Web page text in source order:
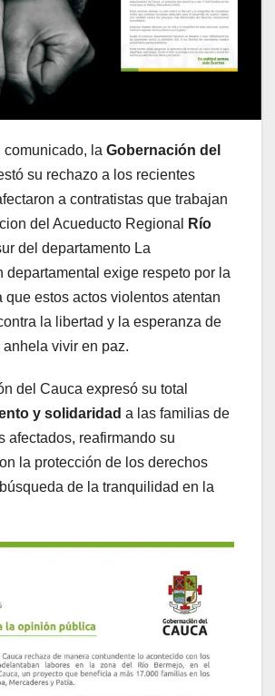
comunicado, la Gobernación del
su rechazo a los recientes
a contratistas que trabajan
del Acueducto Regional
Río
del departamento La
departamental exige respeto por la
que estos actos violentos atentan
la libertad y la esperanza de
vivir en paz.
del Cauca expresó su total
y solidaridad a las familias de
afectados, reafirmando su
la protección de los derechos
de la tranquilidad en la